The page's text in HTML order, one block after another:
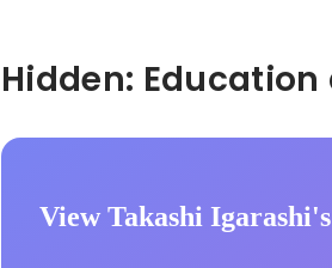
View Takashi Igarashi's